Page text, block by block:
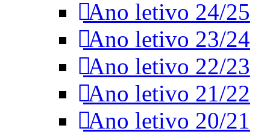
Ano letivo 24/25
Ano letivo 23/24
Ano letivo 22/23
Ano letivo 21/22
Ano letivo 20/21